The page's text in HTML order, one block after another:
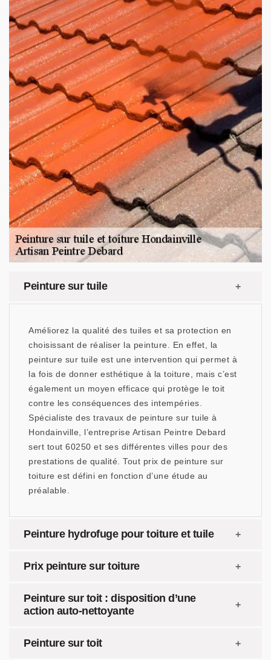
Peinture sur tuile
Améliorez la qualité des tuiles et sa protection en
choisissant de réaliser la peinture. En effet, la
peinture sur tuile est une intervention qui permet à
la fois de donner esthétique à la toiture, mais c’est
également un moyen efficace qui protège le toit
contre les conséquences des intempéries.
Spécialiste des travaux de peinture sur tuile à
Hondainville, l’entreprise Artisan Peintre Debard
sert tout 60250 et ses différentes villes pour des
prestations de qualité. Tout prix de peinture sur
toiture est défini en fonction d’une étude au
préalable.
Peinture hydrofuge pour toiture et tuile
Prix peinture sur toiture
Peinture sur toit : disposition d’une
action auto-nettoyante
Peinture sur toit